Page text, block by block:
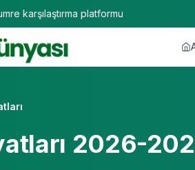
karşılaştırma platformu
2026-